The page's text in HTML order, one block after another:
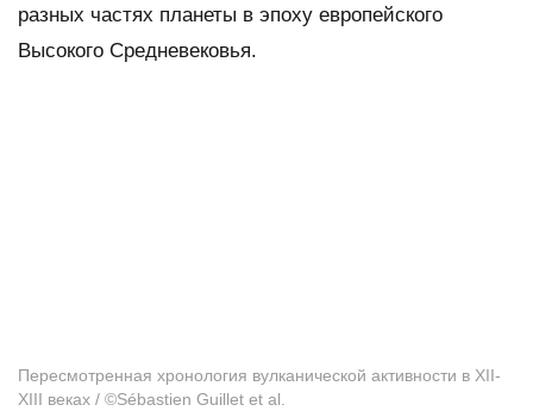
разных частях планеты в эпоху европейского
Высокого Средневековья.
Пересмотренная хронология вулканической активности в XII-
XIII веках / ©Sébastien Guillet et al.